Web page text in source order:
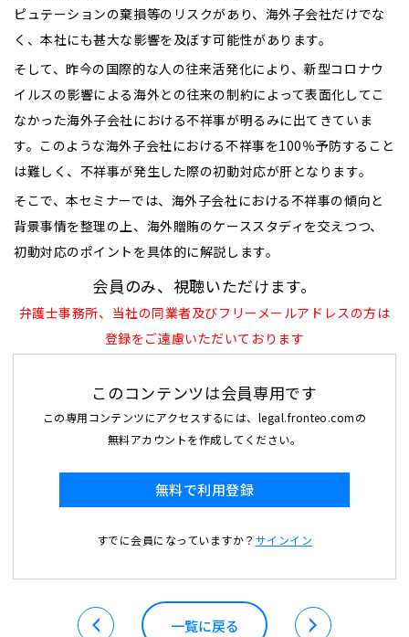
ピュテーションの棄損等のリスクがあり、海外子会社だけでな
く、本社にも甚大な影響を及ぼす可能性があります。
そして、昨今の国際的な人の往来活発化により、新型コロナウ
イルスの影響による海外との往来の制約によって表面化してこ
なかった海外子会社における不祥事が明るみに出てきていま
す。このような海外子会社における不祥事を100％予防すること
は難しく、不祥事が発生した際の初動対応が肝となります。
そこで、本セミナーでは、海外子会社における不祥事の傾向と
背景事情を整理の上、海外贈賄のケーススタディを交えつつ、
初動対応のポイントを具体的に解説します。
会員のみ、視聴いただけます。
弁護士事務所、当社の同業者及びフリーメールアドレスの方は
登録をご遠慮いただいております
このコンテンツは会員専用です
この専用コンテンツにアクセスするには、legal.fronteo.comの
無料アカウントを作成してください。
無料で利用登録
すでに会員になっていますか？ サインイン
一覧に戻る